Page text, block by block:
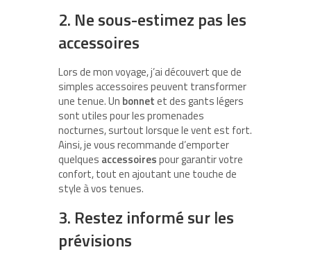
2. Ne sous-estimez pas les
accessoires
Lors de mon voyage, j’ai découvert que de
simples accessoires peuvent transformer
une tenue. Un bonnetet des gants légers
sont utiles pour les promenades
nocturnes, surtout lorsque le vent est fort.
Ainsi, je vous recommande d’emporter
quelques accessoirespour garantir votre
confort, tout en ajoutant une touche de
style à vos tenues.
3. Restez informé sur les
prévisions